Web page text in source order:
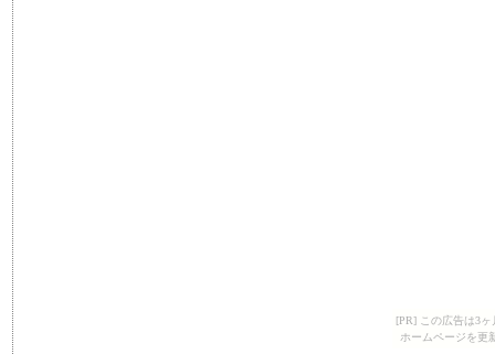
[PR] この広告は3
ホームページを更